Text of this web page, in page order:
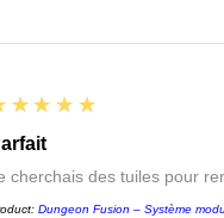
cherchais des tuiles pour
Dungeon Fusion – Système